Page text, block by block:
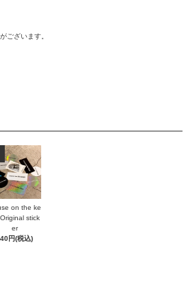
ございます。
on the ke
stick
er
円(税込)